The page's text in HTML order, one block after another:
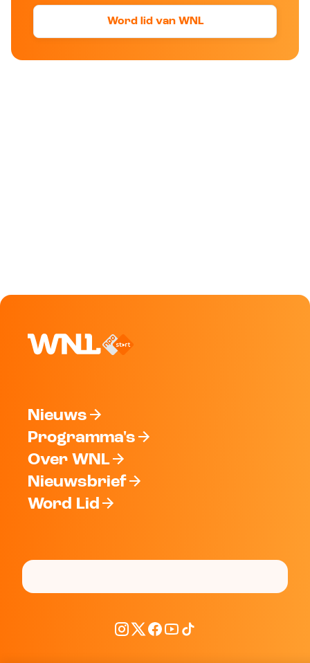
Word lid van WNL
Nieuws
Programma's
Over WNL
Nieuwsbrief
Word Lid